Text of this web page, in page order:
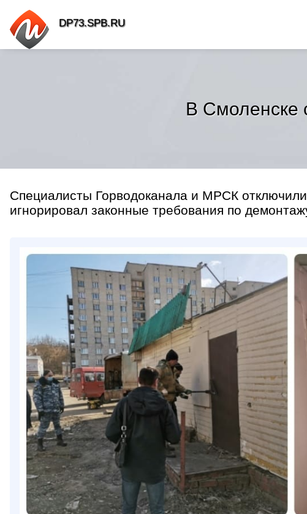
В Смоленске
Специалисты Горводоканала и МРСК
игнорировал законные требования по
DP73.SPB.RU